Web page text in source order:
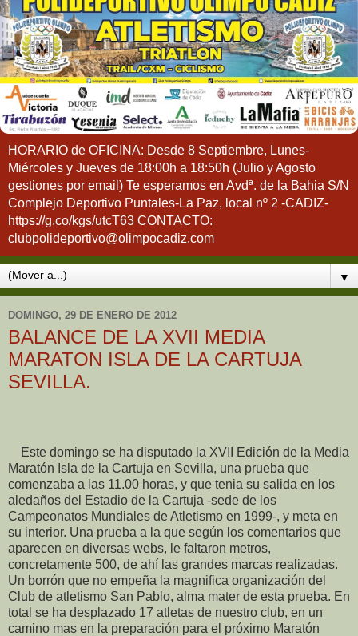
HORARIO de OFICINA: Desde 8 Septiembre, Lunes-
Miércoles y Jueves de 18:00h a 18:50h (Julio y Agosto
gestiones por email) Te esperamos en Avdª. de la Bahia S/N
Complejo Deportivo Puntales-La Paz, local nº 2 -CADIZ-
https://g.co/kgs/utcT63 CONTACTO:
clubpolideportivo@olimpocadiz.com
▼
DOMINGO, 29 DE ENERO DE 2012
BALANCE DE LA XVII MEDIA
MARATON ISLA DE LA CARTUJA
SEVILLA.
Este domingo se ha disputado la XVII Edición de la Media
Maratón Isla de la Cartuja en Sevilla, una prueba que
comenzaba a las 11.00 horas, y que tenia su salida en los
aledaños del Estadio de la Cartuja -sede de los
Campeonatos Mundiales de Atletismo en 1999-, y meta en
su interior. Una prueba a la que según los comentarios que
aparecen en diversas webs, le faltaron metros,
concretamente 500, de ahí las grandes marcas realizadas.
Un borrón que no empeña la magnifica organización del
Club de atletismo San Pablo, alma mater de esta prueba. En
total se ha desplazado 17 atletas de nuestro club, en un
camino mas en la preparación para el próximo Maratón